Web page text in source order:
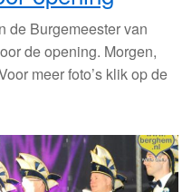
de Burgemeester van
de opening. Morgen,
meer foto’s klik op de